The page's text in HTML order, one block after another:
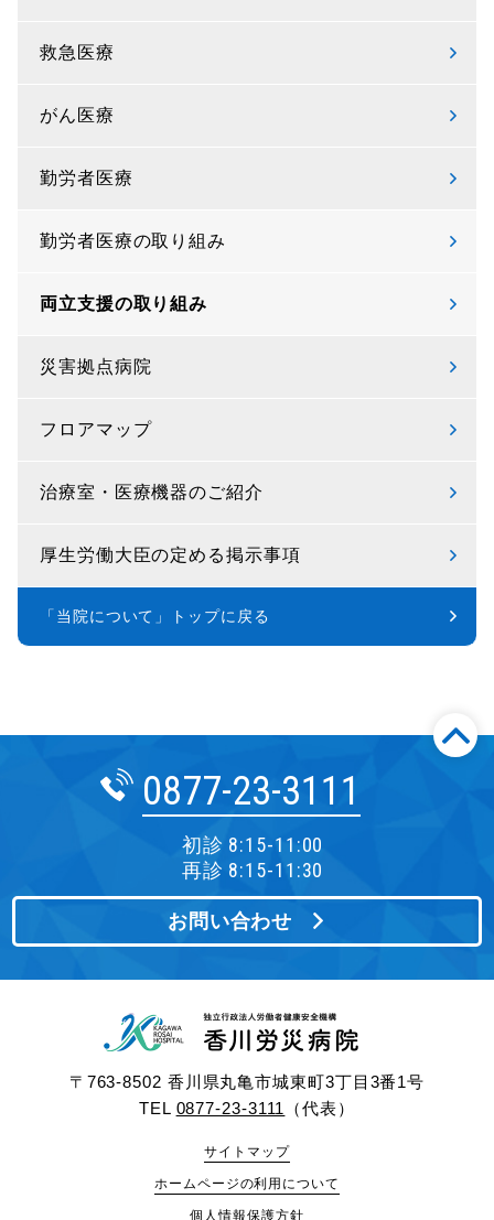
救急医療
がん医療
勤労者医療
勤労者医療の取り組み
両立支援の取り組み
災害拠点病院
フロアマップ
治療室・医療機器のご紹介
厚生労働大臣の定める掲示事項
「当院について」トップに戻る
0877-23-3111
初診 8:15-11:00
再診 8:15-11:30
お問い合わせ
〒763-8502 香川県丸亀市城東町3丁目3番1号
TEL 0877-23-3111 （代表）
サイトマップ
ホームページの利用について
個人情報保護方針